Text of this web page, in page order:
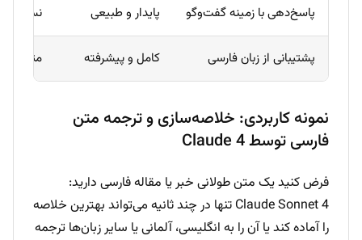
پاسخ‌دهی با زمینه گفت‌وگو پایدار و طبیعی نسبتاً
پشتیبانی از زبان فارسی کامل و پیشرفته متوسط
نمونه کاربردی: خلاصه‌سازی و ترجمه متن
فارسی توسط Claude 4
فرض کنید یک متن طولانی خبر یا مقاله فارسی دارید:
Claude Sonnet 4 تنها در چند ثانیه می‌تواند بهترین خلاصه
را آماده کند یا آن را به انگلیسی، آلمانی یا سایر زبان‌ها ترجمه